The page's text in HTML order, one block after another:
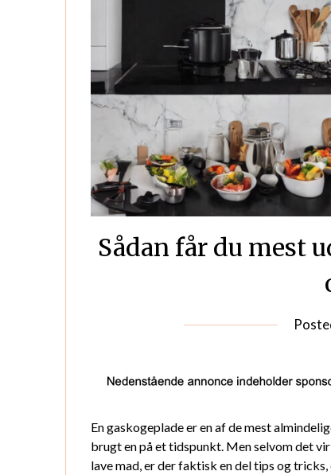
Sådan får du mest
En gaskogeplade er en af de mest
brugt en på et tidspunkt. Men selvom det
lave mad, er der faktisk en del tips og